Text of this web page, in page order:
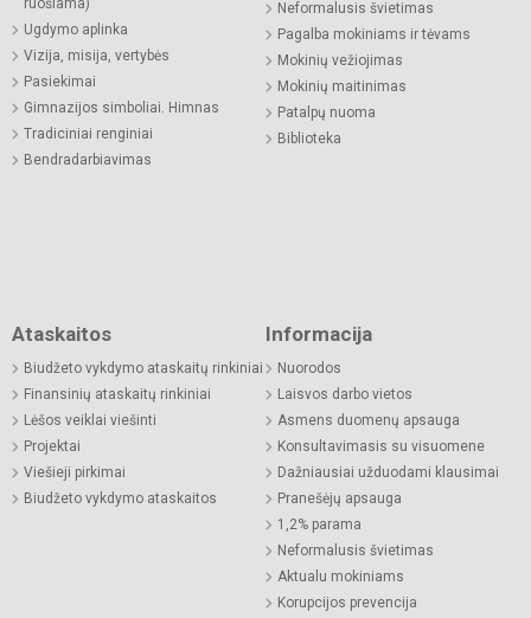
ruošiama)
Ugdymo aplinka
Vizija, misija, vertybės
Pasiekimai
Gimnazijos simboliai. Himnas
Tradiciniai renginiai
Bendradarbiavimas
Neformalusis švietimas
Pagalba mokiniams ir tėvams
Mokinių vežiojimas
Mokinių maitinimas
Patalpų nuoma
Biblioteka
Ataskaitos
Biudžeto vykdymo ataskaitų rinkiniai
Finansinių ataskaitų rinkiniai
Lėšos veiklai viešinti
Projektai
Viešieji pirkimai
Biudžeto vykdymo ataskaitos
Informacija
Nuorodos
Laisvos darbo vietos
Asmens duomenų apsauga
Konsultavimasis su visuomene
Dažniausiai užduodami klausimai
Pranešėjų apsauga
1,2% parama
Neformalusis švietimas
Aktualu mokiniams
Korupcijos prevencija